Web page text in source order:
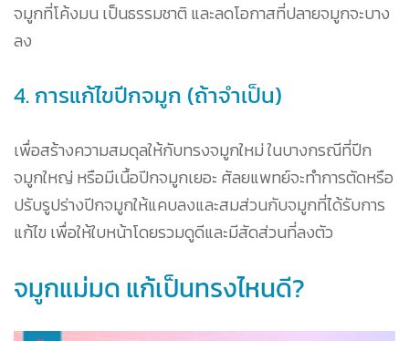
จมูกที่โค้งมน เป็นธรรมชาติ และลดโอกาสที่ปลายจมูกจะบาง
ลง
4. การแก้ไขปีกจมูก (ถ้าจำเป็น)
เพื่อสร้างความสมดุลให้กับทรงจมูกใหม่ ในบางกรณีที่ปีก
จมูกใหญ่ หรือมีเนื้อปีกจมูกเยอะ ศัลยแพทย์จะทำการตัดหรือ
ปรับรูปร่างปีกจมูกให้แคบลงและสมส่วนกับจมูกที่ได้รับการ
แก้ไข เพื่อให้ใบหน้าโดยรวมดูดีและมีสัดส่วนที่ลงตัว
จมูกแม่มด แก้เป็นทรงไหนดี?